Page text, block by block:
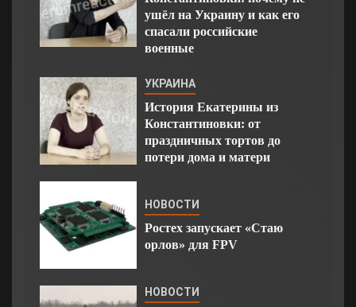
ушёл на Украину и как его
спасали российские
военные
УКРАИНА
История Екатерины из
Константиновки: от
праздничных тортов до
потери дома и матери
НОВОСТИ
Ростех запускает «Стаю
орлов» для FPV
НОВОСТИ